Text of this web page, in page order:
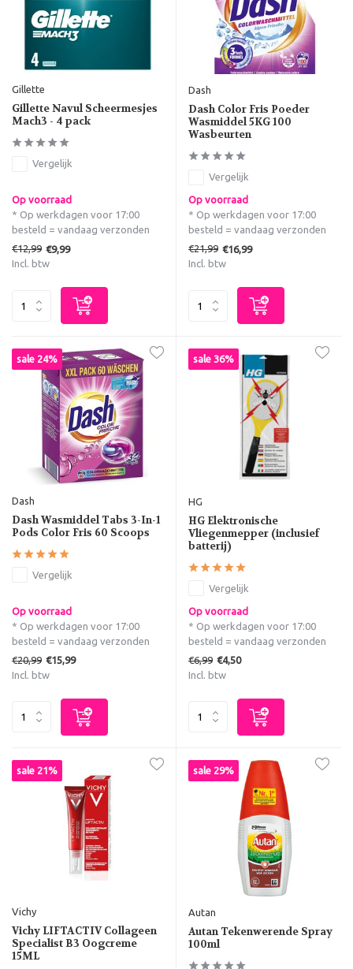
Gillette
Gillette Navul Scheermesjes
Mach3 - 4 pack
Vergelijk
Op voorraad
* Op werkdagen voor 17:00
besteld = vandaag verzonden
€12,99 €9,99
Incl. btw
Dash
Dash Color Fris Poeder
Wasmiddel 5KG 100
Wasbeurten
Vergelijk
Op voorraad
* Op werkdagen voor 17:00
besteld = vandaag verzonden
€21,99 €16,99
Incl. btw
sale 24%
Dash
Dash Wasmiddel Tabs 3-In-1
Pods Color Fris 60 Scoops
Vergelijk
Op voorraad
* Op werkdagen voor 17:00
besteld = vandaag verzonden
€20,99 €15,99
Incl. btw
sale 36%
HG
HG Elektronische
Vliegenmepper (inclusief
batterij)
Vergelijk
Op voorraad
* Op werkdagen voor 17:00
besteld = vandaag verzonden
€6,99 €4,50
Incl. btw
sale 21%
Vichy
Vichy LIFTACTIV Collageen
Specialist B3 Oogcreme
15ML
sale 29%
Autan
Autan Tekenwerende Spray
100ml